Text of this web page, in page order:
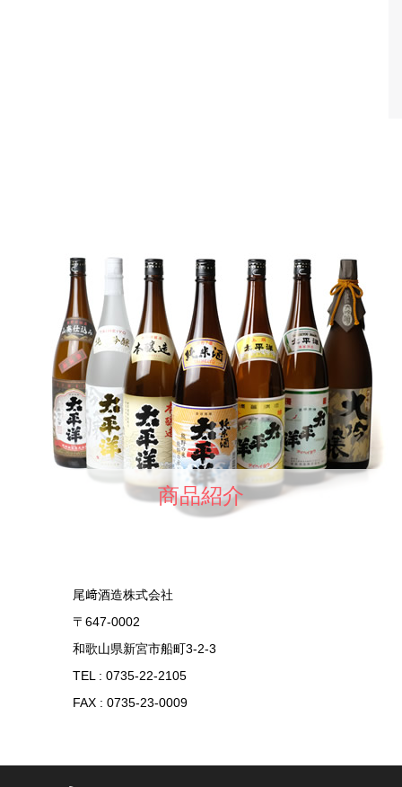
商品紹介
尾﨑酒造株式会社
〒647-0002
和歌山県新宮市船町3-2-3
TEL : 0735-22-2105
FAX : 0735-23-0009